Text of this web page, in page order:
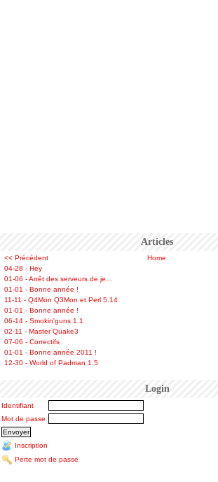
Articles
<< Précédent Home
04-28 - Hey
01-06 - Arrêt des serveurs de je...
01-01 - Bonne année !
11-11 - Q4Mon Q3Mon et Perl 5.14
01-01 - Bonne année !
06-14 - Smokin'guns 1.1
02-11 - Master Quake3
07-06 - Correctifs
01-01 - Bonne année 2011 !
12-30 - World of Padman 1.5
Login
Identifiant
Mot de passe
Inscription
Perte mot de passe